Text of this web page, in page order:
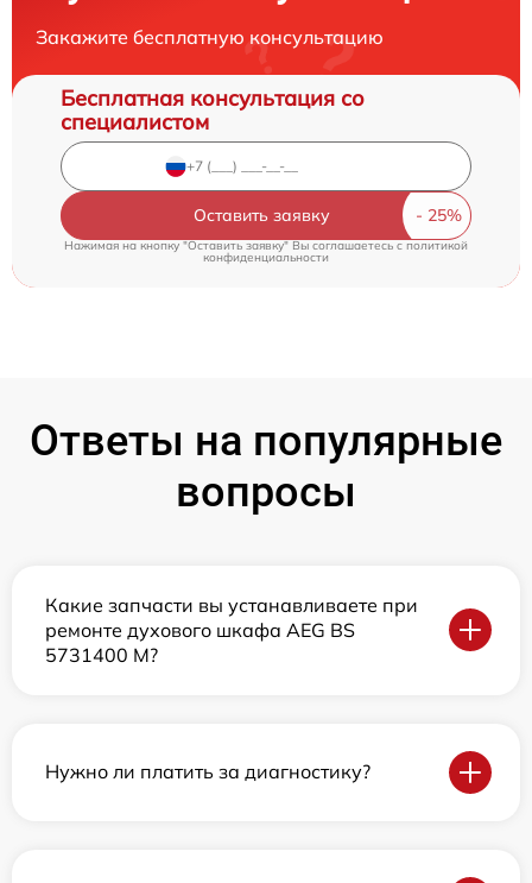
Закажите бесплатную консультацию
Бесплатная консультация со
специалистом
Оставить заявку
Нажимая на кнопку "Оставить заявку" Вы соглашаетесь cполитикой
конфиденциальности
Ответы на популярные
вопросы
Какие запчасти вы устанавливаете при
ремонте духового шкафа AEG BS
5731400 M?
Нужно ли платить за диагностику?